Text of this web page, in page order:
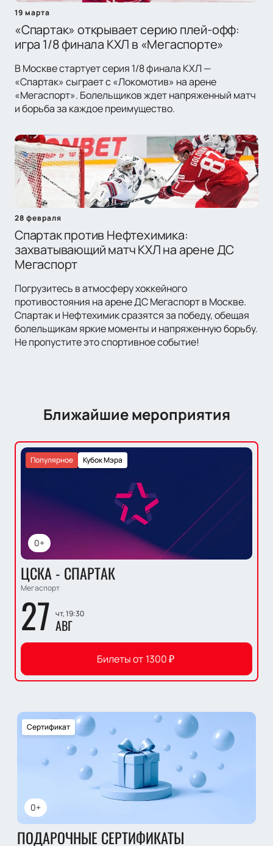
19 марта
«Спартак» открывает серию плей-офф:
игра 1/8 финала КХЛ в «Мегаспорте»
В Москве стартует серия 1/8 финала КХЛ —
«Спартак» сыграет с «Локомотив» на арене
«Мегаспорт». Болельщиков ждет напряженный матч
и борьба за каждое преимущество.
28 февраля
Спартак против Нефтехимика:
захватывающий матч КХЛ на арене ДС
Мегаспорт
Погрузитесь в атмосферу хоккейного
противостояния на арене ДС Мегаспорт в Москве.
Спартак и Нефтехимик сразятся за победу, обещая
болельщикам яркие моменты и напряженную борьбу.
Не пропустите это спортивное событие!
Ближайшие мероприятия
0+
Кубок Мэра
Популярное
ЦСКА - СПАРТАК
Мегаспорт
27 чт, 19:30
АВГ
Билеты от 1300₽
0+
Сертификат
ПОДАРОЧНЫЕ СЕРТИФИКАТЫ